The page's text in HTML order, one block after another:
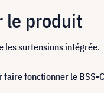
le produit
les surtensions intégrée.
fonctionner le BSS-